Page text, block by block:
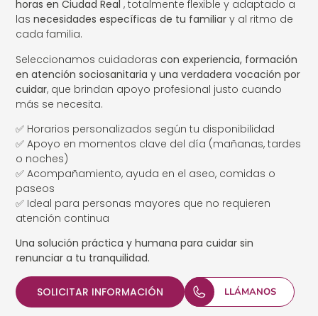
horas en Ciudad Real, totalmente flexible y adaptado a
lasnecesidades específicas de tu familiar y al ritmo de
cada familia.
Seleccionamos cuidadorascon experiencia, formación
en atención sociosanitaria y una verdadera vocación por
cuidar, que brindan apoyo profesional justo cuando
más se necesita.
✅ Horarios personalizados según tu disponibilidad
✅ Apoyo en momentos clave del día (mañanas, tardes
o noches)
✅ Acompañamiento, ayuda en el aseo, comidas o
paseos
✅ Ideal para personas mayores que no requieren
atención continua
Una solución práctica y humana para cuidar sin
renunciar a tu tranquilidad.
SOLICITAR INFORMACIÓN LLÁMANOS